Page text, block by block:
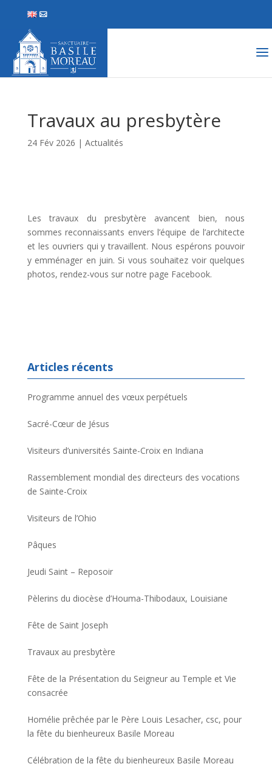
Travaux au presbytère
24 Fév 2026 | Actualités
Les travaux du presbytère avancent bien, nous
sommes reconnaissants envers l’équipe de l’architecte
et les ouvriers qui y travaillent. Nous espérons pouvoir
y emménager en juin. Si vous souhaitez voir quelques
photos, rendez-vous sur notre page Facebook.
Articles récents
Programme annuel des vœux perpétuels
Sacré-Cœur de Jésus
Visiteurs d’universités Sainte-Croix en Indiana
Rassemblement mondial des directeurs des vocations
de Sainte-Croix
Visiteurs de l’Ohio
Pâques
Jeudi Saint – Reposoir
Pèlerins du diocèse d’Houma-Thibodaux, Louisiane
Fête de Saint Joseph
Travaux au presbytère
Fête de la Présentation du Seigneur au Temple et Vie
consacrée
Homélie prêchée par le Père Louis Lesacher, csc, pour
la fête du bienheureux Basile Moreau
Célébration de la fête du bienheureux Basile Moreau